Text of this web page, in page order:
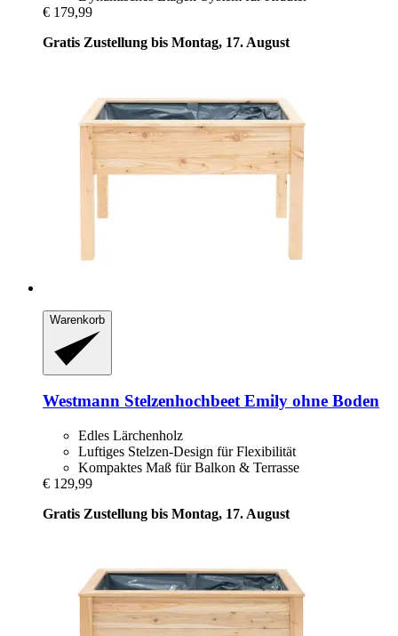
€ 179,99
Gratis Zustellung bis Montag, 17. August
Warenkorb
Westmann Stelzenhochbeet Emily ohne Boden
Edles Lärchenholz
Luftiges Stelzen-Design für Flexibilität
Kompaktes Maß für Balkon & Terrasse
€ 129,99
Gratis Zustellung bis Montag, 17. August